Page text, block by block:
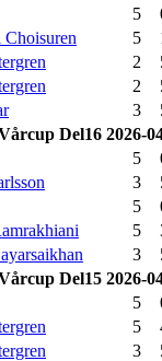
5
Choisuren 5
2
2
3
Del16 2026-
5
3
5
5
3
Del15 2026-
5
5
3